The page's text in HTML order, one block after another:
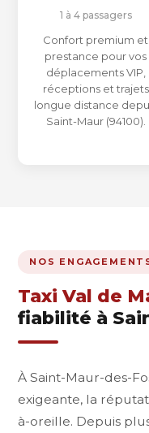
1 à 4 passagers
Confort premium et
prestance pour vos
déplacements VIP,
réceptions et trajets
longue distance
Saint-Maur (94100).
NOS
Taxi Val de
fiabilité à
À Saint-Maur-des-
exigeante, la
à-oreille. Depuis